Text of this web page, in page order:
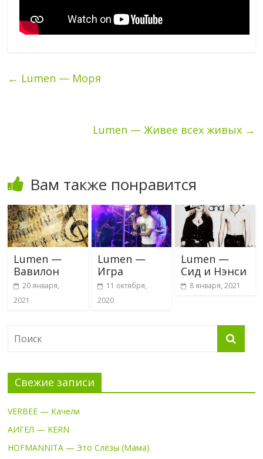
← Lumen — Моря
Lumen — Живее всех живых →
Вам также понравится
Lumen —
Вавилон
20 января,
2021
Lumen —
Игра
11 октября,
2020
Lumen —
Сид и Нэнси
8 января, 2021
Свежие записи
VERBEE — Качели
АИГЕЛ — KERN
HOFMANNITA — Это Слёзы (Мама)